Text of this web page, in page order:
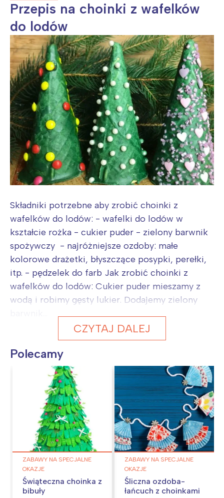
Przepis na choinki z wafelków
do lodów
Składniki potrzebne aby zrobić choinki z
wafelków do lodów: - wafelki do lodów w
kształcie rożka - cukier puder - zielony barwnik
spożywczy - najróżniejsze ozdoby: małe
kolorowe drażetki, błyszczące posypki, perełki,
itp. - pędzelek do farb Jak zrobić choinki z
wafelków do lodów: Cukier puder mieszamy z
wodą i robimy gęsty lukier. Dodajemy zielony
CZYTAJ DALEJ
Polecamy
ZABAWY NA SPECJALNE
OKAZJE
Świąteczna choinka z
bibuły
ZABAWY NA SPECJALNE
OKAZJE
Śliczna ozdoba-
łańcuch z choinkami